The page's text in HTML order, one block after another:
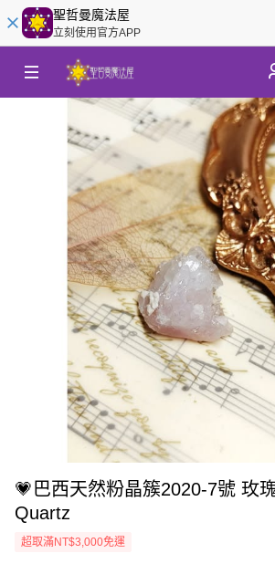
聖哲曼魔法屋
立刻使用官方APP
💗巴西天然粉晶簇2020-7號 玫
Quartz
超取滿NT$3,000免運